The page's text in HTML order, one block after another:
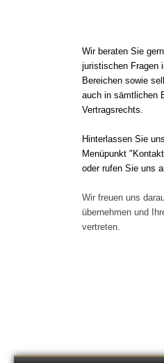
Wir beraten Sie
juristischen Fragen
Bereichen sowie
auch in sämtlichen
Vertragsrechts.
Hinterlassen Sie
Menüpunkt
oder rufen Sie uns
Wir freuen uns
übernehmen und
vertreten.